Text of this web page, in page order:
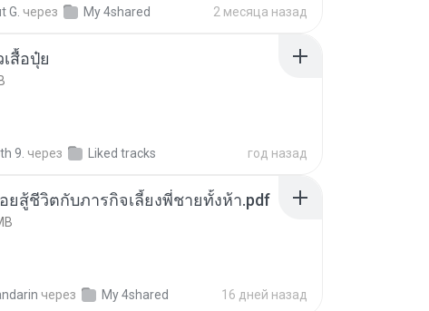
G. через My 4shared 2 месяца назад
สื้อปุ๋ย
9. через Liked tracks год назад
ยสู้ชีวิตกับภารกิจเลี้ยงพี่ชายทั้งห้า.pdf
через My 4shared 16 дней назад